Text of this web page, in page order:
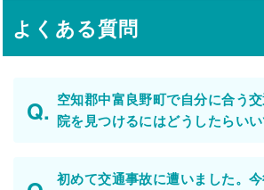
よくある質問
空知郡中富良野町で自分に合う
院を見つけるにはどうしたらい
初めて交通事故に遭いました。